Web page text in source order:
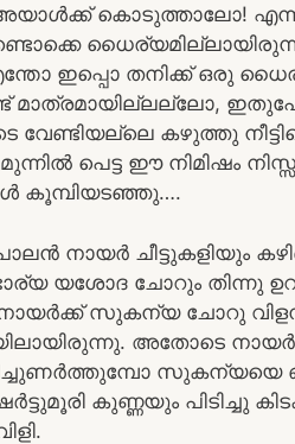
കൊടുത്താലോ!
ഇപ്പൊ തനിക്ക് ഒരു
മാത്രമായില്ലല്ലോ,
വേണ്ടിയല്ലെ കഴുത്തു
മുന്നിൽ പെട്ട ഈ നിമിഷം
കൂമ്പിയടഞ്ഞു….
നായർ ചീട്ടുകളിയും
യശോദ ചോറും തിന്നു
നായർക്ക് സുകന്യ ചോറു
അതോടെ
സുകന്യയെ
കുണ്ണയും പിടിച്ചു